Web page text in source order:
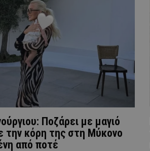
Ποζάρει με μαγιό
την κόρη της στη Μύκονο
από ποτέ